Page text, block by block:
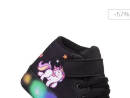
-57%